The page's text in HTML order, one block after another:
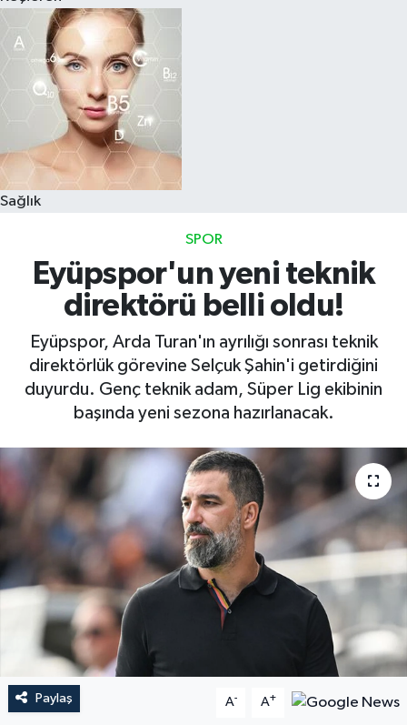
Sağlık
SPOR
Eyüpspor'un yeni teknik
direktörü belli oldu!
Eyüpspor, Arda Turan'ın ayrılığı sonrası teknik
direktörlük görevine Selçuk Şahin'i getirdiğini
duyurdu. Genç teknik adam, Süper Lig ekibinin
başında yeni sezona hazırlanacak.
Paylaş A- A+